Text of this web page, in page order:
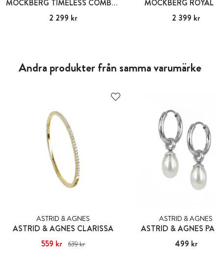
MOCKBERG TIMELESS COMBO GOLD
Pris :2 299 kr
2 299 kr
MOCKBERG ROYAL
Pris :2 399 kr
2 399 kr
Andra produkter från samma varumärke
ASTRID & AGNES
ASTRID & AGNES CLARISSA
Nuvarande pris: 559 kr
559 kr 639 kr
ASTRID & AGNES
ASTRID & AGNES
Pris:499 kr
499 kr